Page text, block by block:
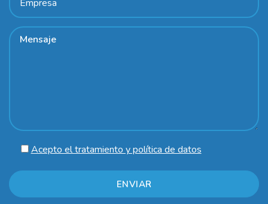
Acepto el tratamiento y política de datos